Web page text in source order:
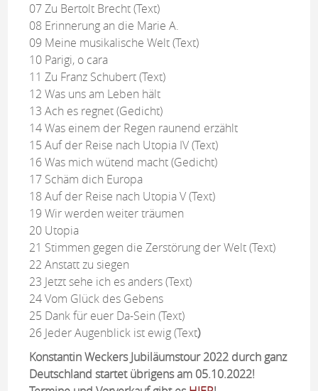
07 Zu Bertolt Brecht (Text)
08 Erinnerung an die Marie A.
09 Meine musikalische Welt (Text)
10 Parigi, o cara
11 Zu Franz Schubert (Text)
12 Was uns am Leben hält
13 Ach es regnet (Gedicht)
14 Was einem der Regen raunend erzählt
15 Auf der Reise nach Utopia IV (Text)
16 Was mich wütend macht (Gedicht)
17 Schäm dich Europa
18 Auf der Reise nach Utopia V (Text)
19 Wir werden weiter träumen
20 Utopia
21 Stimmen gegen die Zerstörung der Welt (Text)
22 Anstatt zu siegen
23 Jetzt sehe ich es anders (Text)
24 Vom Glück des Gebens
25 Dank für euer Da-Sein (Text)
26 Jeder Augenblick ist ewig (Text)
Konstantin Weckers Jubiläumstour 2022 durch ganz
Deutschland startet übrigens am 05.10.2022!